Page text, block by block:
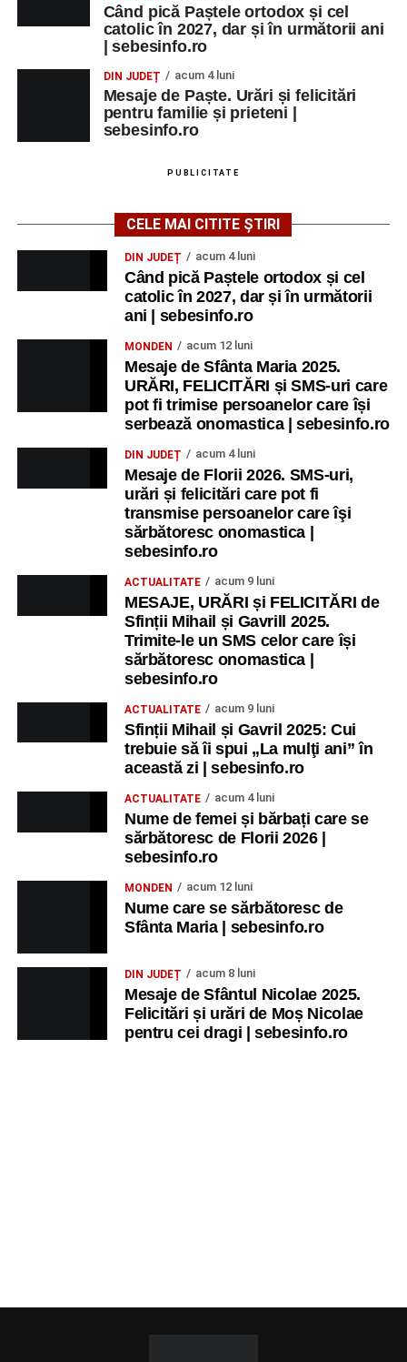
Când pică Paștele ortodox și cel
catolic în 2027, dar și în următorii ani
| sebesinfo.ro
DIN JUDEȚ acum 4 luni
Mesaje de Paște. Urări și felicitări
pentru familie și prieteni |
sebesinfo.ro
PUBLICITATE
CELE MAI CITITE ȘTIRI
DIN JUDEȚ acum 4 luni
Când pică Paștele ortodox și cel
catolic în 2027, dar și în următorii
ani | sebesinfo.ro
MONDEN acum 12 luni
Mesaje de Sfânta Maria 2025.
URĂRI, FELICITĂRI și SMS-uri care
pot fi trimise persoanelor care își
serbează onomastica | sebesinfo.ro
DIN JUDEȚ acum 4 luni
Mesaje de Florii 2026. SMS-uri,
urări și felicitări care pot fi
transmise persoanelor care îşi
sărbătoresc onomastica |
sebesinfo.ro
ACTUALITATE acum 9 luni
MESAJE, URĂRI și FELICITĂRI de
Sfinții Mihail și Gavrill 2025.
Trimite-le un SMS celor care își
sărbătoresc onomastica |
sebesinfo.ro
ACTUALITATE acum 9 luni
Sfinții Mihail și Gavril 2025: Cui
trebuie să îi spui „La mulţi ani” în
această zi | sebesinfo.ro
ACTUALITATE acum 4 luni
Nume de femei și bărbați care se
sărbătoresc de Florii 2026 |
sebesinfo.ro
MONDEN acum 12 luni
Nume care se sărbătoresc de
Sfânta Maria | sebesinfo.ro
DIN JUDEȚ acum 8 luni
Mesaje de Sfântul Nicolae 2025.
Felicitări și urări de Moș Nicolae
pentru cei dragi | sebesinfo.ro